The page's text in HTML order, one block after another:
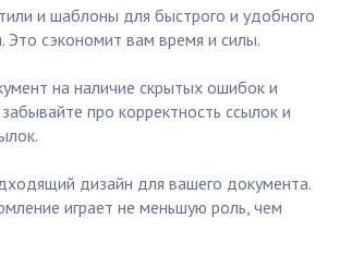
и шаблоны для быстрого и удобного
Это сэкономит вам время и силы.
на наличие скрытых ошибок и
про корректность ссылок и
дизайн для вашего документа.
играет не меньшую роль, чем